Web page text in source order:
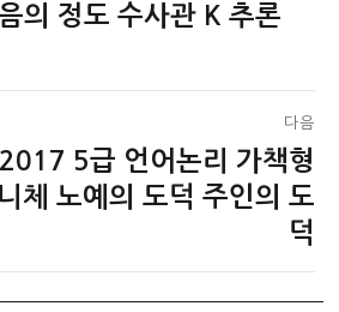
의 정도 수사관 K 추론
다음
5급 언어논리 가책형
체 노예의 도덕 주인의 도
덕